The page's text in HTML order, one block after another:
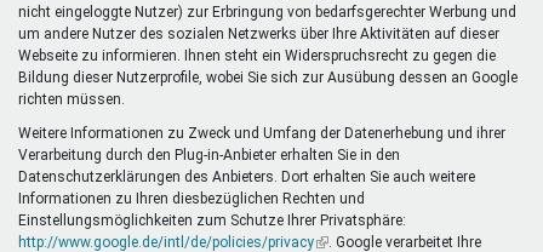
nicht eingeloggte Nutzer) zur Erbringung von bedarfsgerechter Werbung und
um andere Nutzer des sozialen Netzwerks über Ihre Aktivitäten auf dieser
Webseite zu informieren. Ihnen steht ein Widerspruchsrecht zu gegen die
Bildung dieser Nutzerprofile, wobei Sie sich zur Ausübung dessen an Google
richten müssen.
Weitere Informationen zu Zweck und Umfang der Datenerhebung und ihrer
Verarbeitung durch den Plug-in-Anbieter erhalten Sie in den
Datenschutzerklärungen des Anbieters. Dort erhalten Sie auch weitere
Informationen zu Ihren diesbezüglichen Rechten und
Einstellungsmöglichkeiten zum Schutze Ihrer Privatsphäre:
http://www.google.de/intl/de/policies/privacy(Link. Google verarbeitet Ihre